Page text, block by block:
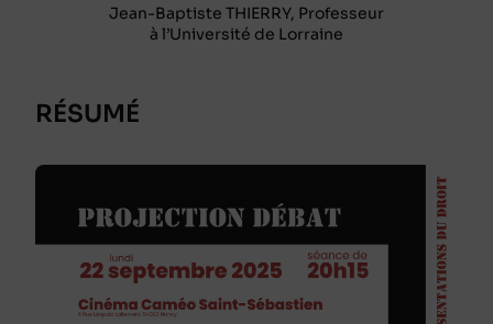
Jean-Baptiste THIERRY, Professeur
à l’Université de Lorraine
RÉSUMÉ